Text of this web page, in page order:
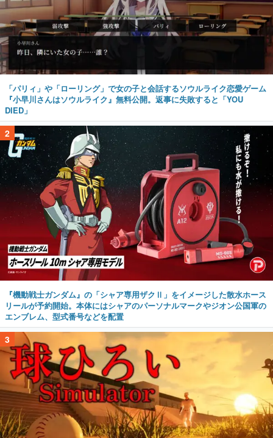
「パリィ」や「ローリング」で女の子と会話するソウルライク恋愛ゲーム
『小早川さんはソウルライク』無料公開。返事に失敗すると「YOU
DIED」
2
『機動戦士ガンダム』の「シャア専用ザクⅡ」をイメージした散水ホース
リールが予約開始。本体にはシャアのパーソナルマークやジオン公国軍の
エンブレム、型式番号などを配置
3